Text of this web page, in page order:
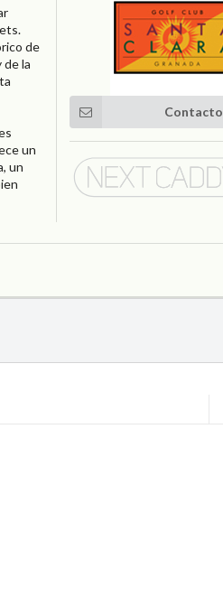
de
de la
un
un
Contacto